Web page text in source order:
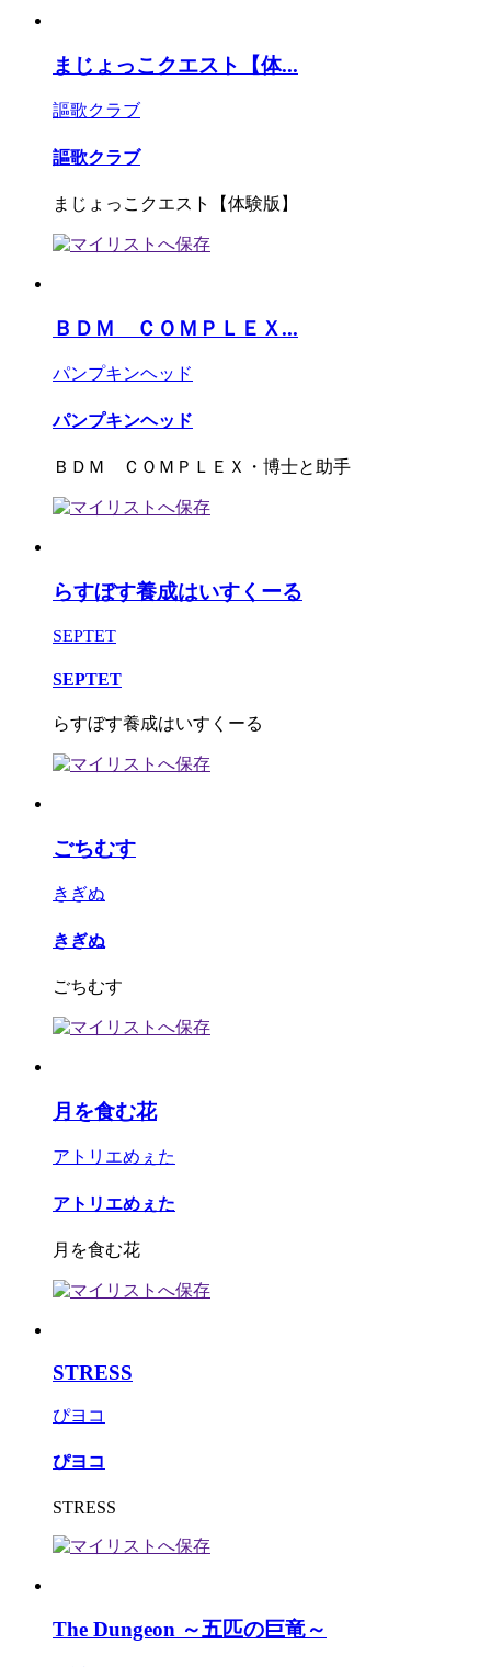
まじょっこクエスト【体...
謳歌クラブ
謳歌クラブ
まじょっこクエスト【体験版】
ＢＤＭ ＣＯＭＰＬＥＸ...
パンプキンヘッド
パンプキンヘッド
ＢＤＭ ＣＯＭＰＬＥＸ・博士と助手
らすぼす養成はいすくーる
SEPTET
SEPTET
らすぼす養成はいすくーる
ごちむす
きぎぬ
きぎぬ
ごちむす
月を食む花
アトリエめぇた
アトリエめぇた
月を食む花
STRESS
ぴヨコ
ぴヨコ
STRESS
The Dungeon ～五匹の巨竜～